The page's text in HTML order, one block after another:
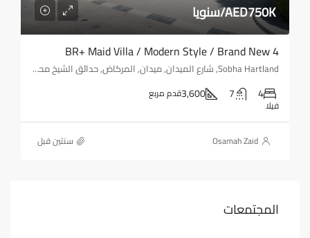
AED750K/سنويا
4 BR+ Maid Villa / Modern Style / Brand New
Sobha Hartland, شارع الميدان, ميدان, المركاض, حدائق الشيخ محمد بن راشد/وادي الصفا 1, دبي, الإمارات العربية المتحدة
4
7
3,600قدم مربع
فيلا
Osamah Zaid ‏سنتين قبل
المجتمعات